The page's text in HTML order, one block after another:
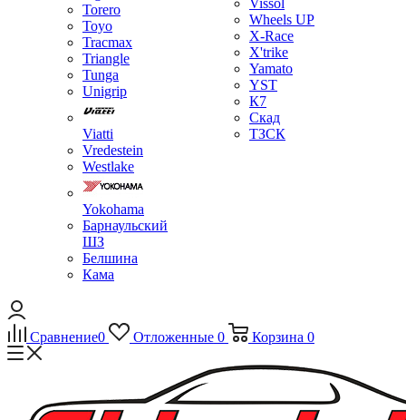
Torero
Toyo
Tracmax
Triangle
Tunga
Unigrip
Viatti
Vredestein
Westlake
Yokohama
Барнаульский
ШЗ
Белшина
Кама
Vissol
Wheels UP
X-Race
X'trike
Yamato
YST
К7
Скад
ТЗСК
Сравнение0 Отложенные 0 Корзина 0